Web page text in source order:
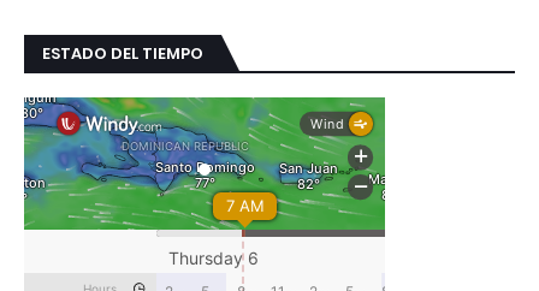
ESTADO DEL TIEMPO